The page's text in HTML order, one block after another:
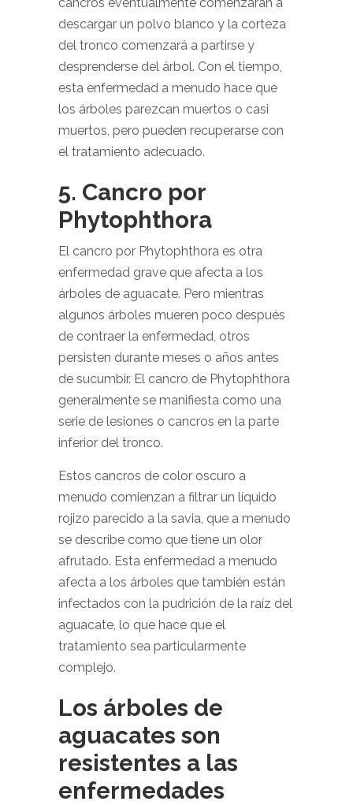
descargar un polvo blanco y la corteza
del tronco comenzará a partirse y
desprenderse del árbol. Con el tiempo,
esta enfermedad a menudo hace que
los árboles parezcan muertos o casi
muertos, pero pueden recuperarse con
el tratamiento adecuado.
5. Cancro por
Phytophthora
El cancro por Phytophthora es otra
enfermedad grave que afecta a los
árboles de aguacate. Pero mientras
algunos árboles mueren poco después
de contraer la enfermedad, otros
persisten durante meses o años antes
de sucumbir. El cancro de Phytophthora
generalmente se manifiesta como una
serie de lesiones o cancros en la parte
inferior del tronco.
Estos cancros de color oscuro a
menudo comienzan a filtrar un líquido
rojizo parecido a la savia, que a menudo
se describe como que tiene un olor
afrutado. Esta enfermedad a menudo
afecta a los árboles que también están
infectados con la pudrición de la raíz del
aguacate, lo que hace que el
tratamiento sea particularmente
complejo.
Los árboles de
aguacates son
resistentes a las
enfermedades